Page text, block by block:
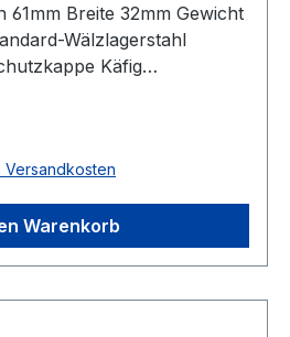
Breite 32mm Gewicht
Wälzlagerstahl
Käfig
P0/PN bzw.
Versandkosten
Warenkorb